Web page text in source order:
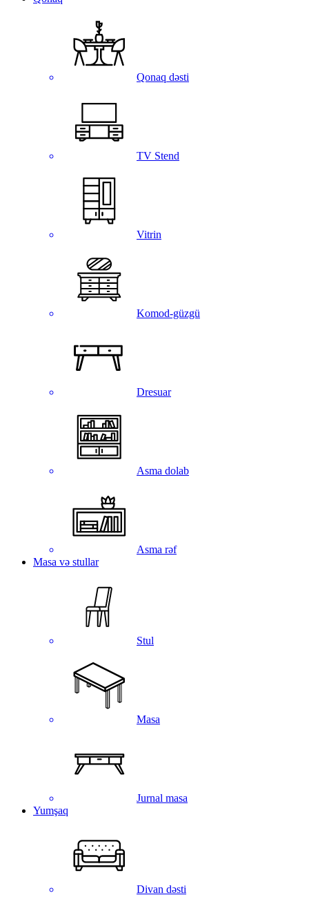
Qonaq dəsti
TV Stend
Vitrin
Komod-güzgü
Dresuar
Asma dolab
Asma rəf
Masa və stullar
Stul
Masa
Jurnal masa
Yumşaq
Divan dəsti